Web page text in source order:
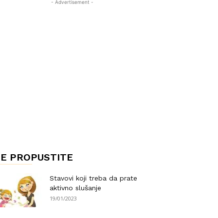
- Advertisement -
PROPUSTITE
Stavovi koji treba da prate
aktivno slušanje
19/01/2023